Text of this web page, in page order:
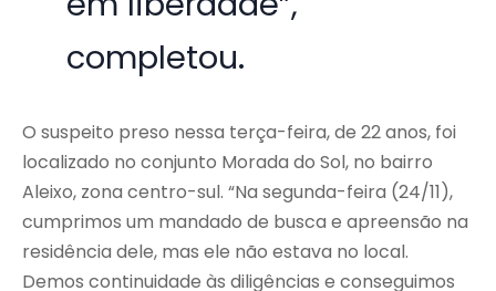
completou.
O suspeito preso nessa terça-feira, de 22 anos, foi
localizado no conjunto Morada do Sol, no bairro
Aleixo, zona centro-sul. “Na segunda-feira (24/11),
cumprimos um mandado de busca e apreensão na
residência dele, mas ele não estava no local.
Demos continuidade às diligências e conseguimos